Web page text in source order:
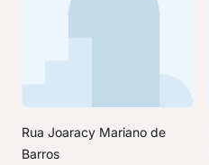
Rua Joaracy Mariano de
Barros